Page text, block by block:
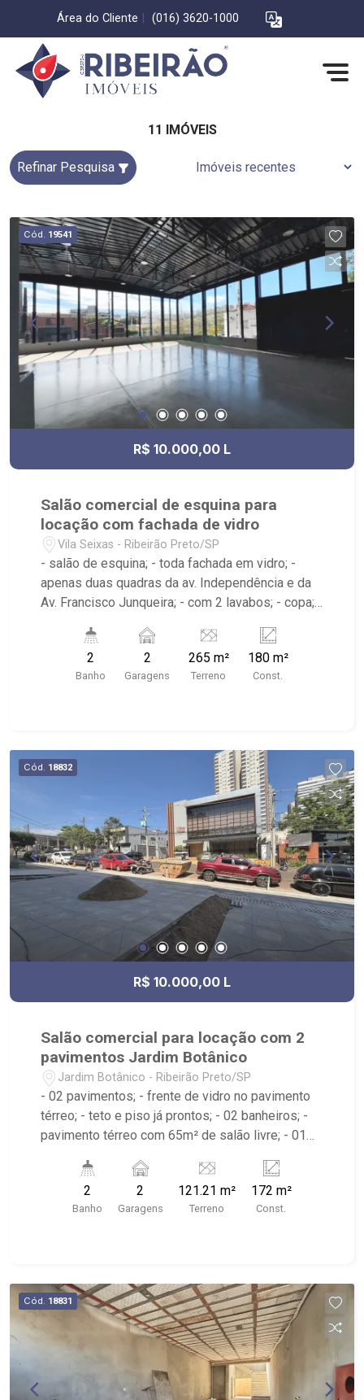
Área do Cliente (016) 3620-1000
11 IMÓVEIS
Refinar Pesquisa
Cód. 19541
R$ 10.000,00 L
Salão comercial de esquina para
locação com fachada de vidro
Vila Seixas - Ribeirão Preto/SP
- salão de esquina; - toda fachada em vidro; -
apenas duas quadras da av. Independência e da
Av. Francisco Junqueira; - com 2 lavabos; - copa; -
2
Banho
2
Garagens
265 m²
Terreno
180 m²
Const.
Cód. 18832
R$ 10.000,00 L
Salão comercial para locação com 2
pavimentos Jardim Botânico
Jardim Botânico - Ribeirão Preto/SP
- 02 pavimentos; - frente de vidro no pavimento
térreo; - teto e piso já prontos; - 02 banheiros; -
pavimento térreo com 65m² de salão livre; - 01
em frente ao Restaurante Olli Cozinha e Bar e ao
Bar Quintal Niger. Próximo Desejo e Sabor e
também Fiusa Pet.
2
Banho
2
Garagens
121.21 m²
Terreno
172 m²
Const.
Cód. 18831